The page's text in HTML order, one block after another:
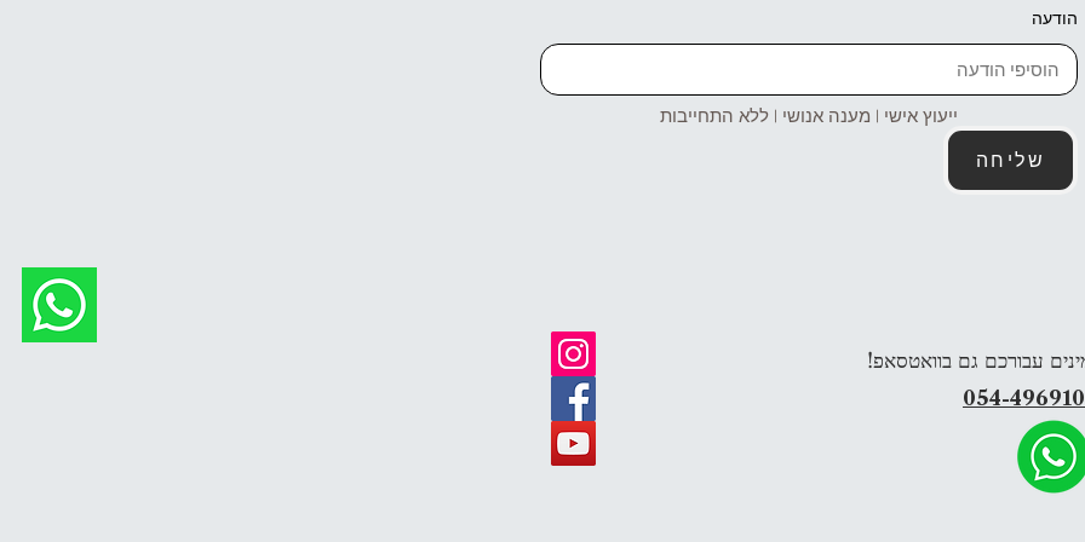
הודעה
ייעוץ אישי | מענה אנושי | ללא התחייבות
שליחה
עבורכם גם בוואטסאפ!
054-